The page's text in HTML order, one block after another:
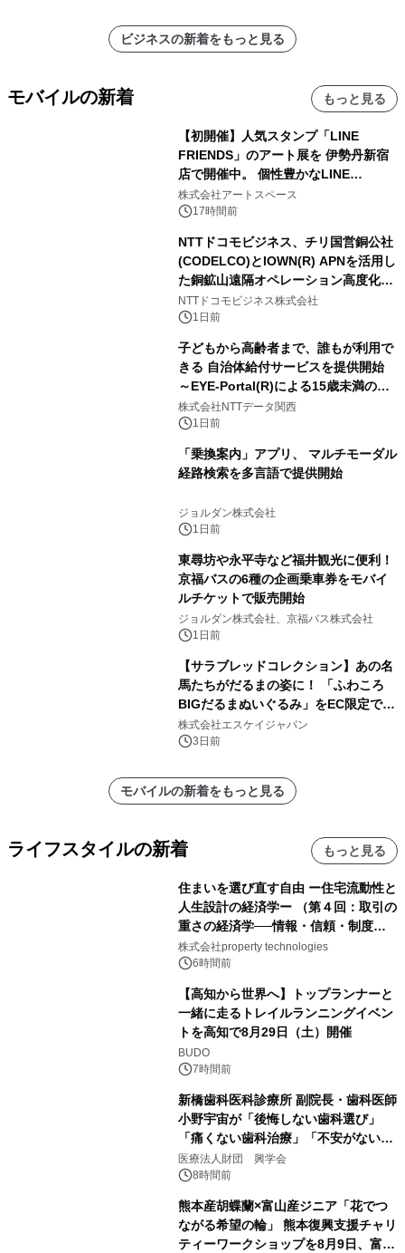
ビジネスの新着をもっと見る
モバイルの新着 もっと見る
【初開催】人気スタンプ「LINE
FRIENDS」のアート展を 伊勢丹新宿
店で開催中。 個性豊かなLINE
FRIENDSの仲間たちが インテリアア
ートとして新たな魅力を発信。
株式会社アートスペース
17時間前
NTTドコモビジネス、チリ国営銅公社
(CODELCO)とIOWN(R) APNを活用し
た銅鉱山遠隔オペレーション高度化に
向けた調査・実証を開始
NTTドコモビジネス株式会社
1日前
子どもから高齢者まで、誰もが利用で
きる 自治体給付サービスを提供開始
～EYE-Portal(R)による15歳未満の本
人認証と デジタルデバイド対策で実現
～
株式会社NTTデータ関西
1日前
「乗換案内」アプリ、 マルチモーダル
経路検索を多言語で提供開始
ジョルダン株式会社
1日前
東尋坊や永平寺など福井観光に便利！
京福バスの6種の企画乗車券をモバイ
ルチケットで販売開始
ジョルダン株式会社、京福バス株式会社
1日前
【サラブレッドコレクション】あの名
馬たちがだるまの姿に！ 「ふわころ
BIGだるまぬいぐるみ」をEC限定で受
注販売開始
株式会社エスケイジャパン
3日前
モバイルの新着をもっと見る
ライフスタイルの新着 もっと見る
住まいを選び直す自由 ー住宅流動性と
人生設計の経済学ー （第４回：取引の
重さの経済学──情報・信頼・制度を
PropTechはどう組み替えるか）｜
PropTech-Lab
株式会社property technologies
6時間前
【高知から世界へ】トップランナーと
一緒に走るトレイルランニングイベン
トを高知で8月29日（土）開催
BUDO
7時間前
新橋歯科医科診療所 副院長・歯科医師
小野宇宙が「後悔しない歯科選び」
「痛くない歯科治療」「不安がない治
療計画」をテーマに専門監修
医療法人財団 興学会
8時間前
熊本産胡蝶蘭×富山産ジニア「花でつ
ながる希望の輪」 熊本復興支援チャリ
ティーワークショップを8月9日、富